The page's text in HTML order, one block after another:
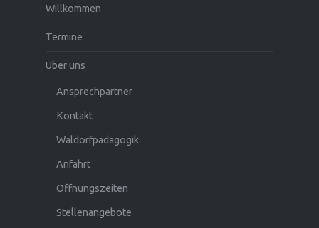
Willkommen
Termine
Über uns
Ansprechpartner
Kontakt
Waldorfpädagogik
Anfahrt
Öffnungszeiten
Stellenangebote